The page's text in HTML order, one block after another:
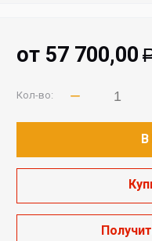
от 57 700,00
Кол-во: